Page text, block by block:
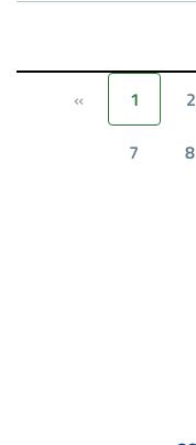
« 1 2
7
8